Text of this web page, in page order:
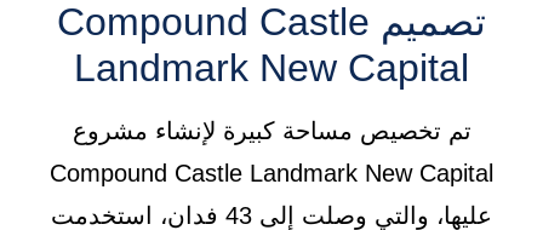
تصميم Compound Castle
Landmark New Capital
تم تخصيص مساحة كبيرة لإنشاء مشروع
Compound Castle Landmark New Capital
عليها، والتي وصلت إلى 43 فدان، استخدمت